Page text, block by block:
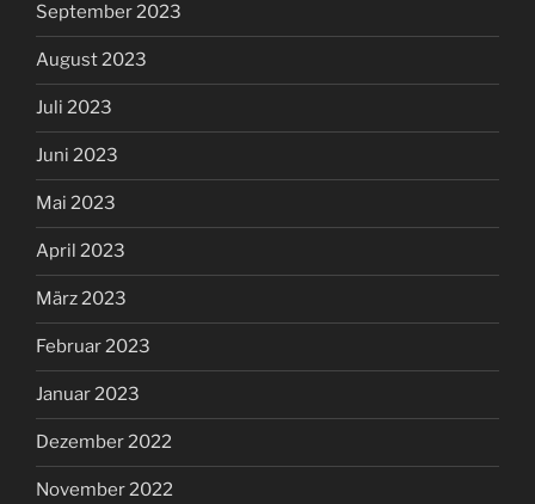
September 2023
August 2023
Juli 2023
Juni 2023
Mai 2023
April 2023
März 2023
Februar 2023
Januar 2023
Dezember 2022
November 2022